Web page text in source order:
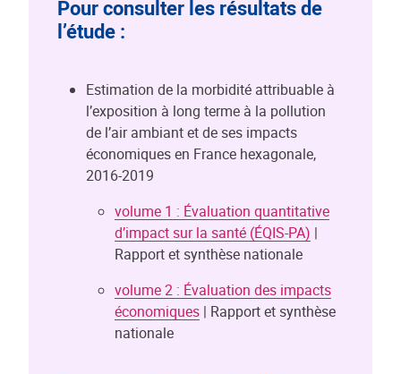
Pour consulter les résultats de
l’étude :
Estimation de la morbidité attribuable à
l’exposition à long terme à la pollution
de l’air ambiant et de ses impacts
économiques en France hexagonale,
2016-2019
volume 1 : Évaluation quantitative
d’impact sur la santé (ÉQIS-PA) |
Rapport et synthèse nationale
volume 2 : Évaluation des impacts
économiques | Rapport et synthèse
nationale